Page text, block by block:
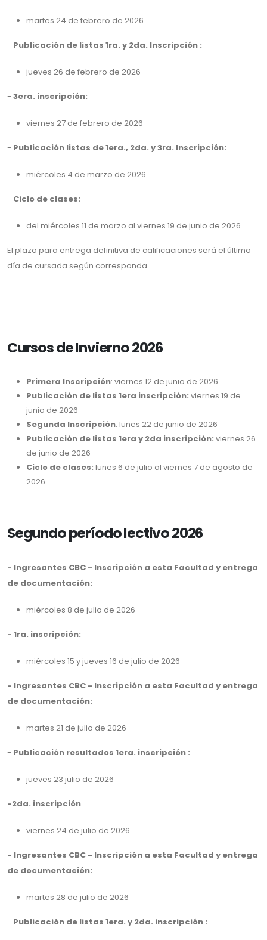
martes 24 de febrero de 2026
- Publicación de listas 1ra. y 2da. Inscripción :
jueves 26 de febrero de 2026
- 3era. inscripción:
viernes 27 de febrero de 2026
- Publicación listas de 1era., 2da. y 3ra. Inscripción:
miércoles 4 de marzo de 2026
- Ciclo de clases:
del miércoles 11 de marzo al viernes 19 de junio de 2026
El plazo para entrega definitiva de calificaciones será el último
día de cursada según corresponda
Cursos de Invierno 2026
Primera Inscripción: viernes 12 de junio de 2026
Publicación de listas 1era inscripción: viernes 19 de
junio de 2026
Segunda Inscripción: lunes 22 de junio de 2026
Publicación de listas 1era y 2da inscripción: viernes 26
de junio de 2026
Ciclo de clases: lunes 6 de julio al viernes 7 de agosto de
2026
Segundo período lectivo 2026
- Ingresantes CBC - Inscripción a esta Facultad y entrega
de documentación:
miércoles 8 de julio de 2026
- 1ra. inscripción:
miércoles 15 y jueves 16 de julio de 2026
- Ingresantes CBC - Inscripción a esta Facultad y entrega
de documentación:
martes 21 de julio de 2026
- Publicación resultados 1era. inscripción :
jueves 23 julio de 2026
-2da. inscripción
viernes 24 de julio de 2026
- Ingresantes CBC - Inscripción a esta Facultad y entrega
de documentación:
martes 28 de julio de 2026
- Publicación de listas 1era. y 2da. inscripción :